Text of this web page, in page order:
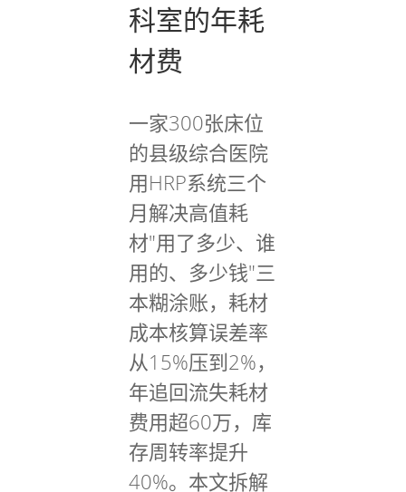
科室的年耗
材费
一家300张床位
的县级综合医院
用HRP系统三个
月解决高值耗
材"用了多少、谁
用的、多少钱"三
本糊涂账，耗材
成本核算误差率
从15%压到2%，
年追回流失耗材
费用超60万，库
存周转率提升
40%。本文拆解